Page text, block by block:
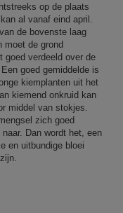
op de plaats
al vanaf eind april.
de bovenste laag
de grond
goed verdeeld over de
goed gemiddelde is
kiemplanten uit het
kiemend onkruid kan
middel van stokjes.
zich goed
Dan wordt het, een
en uitbundige bloei